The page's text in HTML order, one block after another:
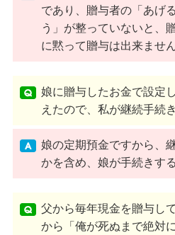
であり、贈与者の「あげ
う」が整っていないと、
に黙って贈与は出来ません
娘に贈与したお金で設定
えたので、私が継続手続
娘の定期預金ですから、
かを含め、娘が手続きす
父から毎年現金を贈与し
から「俺が死ぬまで絶対